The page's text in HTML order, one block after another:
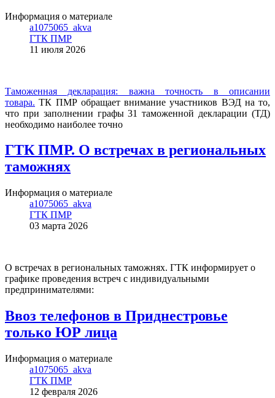
Информация о материале
a1075065_akva
ГТК ПМР
11 июля 2026
Таможенная декларация: важна точность в описании
товара. ТК ПМР обращает внимание участников ВЭД на то,
что при заполнении графы 31 таможенной декларации (ТД)
необходимо наиболее точно
ГТК ПМР. О встречах в региональных
таможнях
Информация о материале
a1075065_akva
ГТК ПМР
03 марта 2026
О встречах в региональных таможнях. ГТК информирует о
графике проведения встреч с индивидуальными
предпринимателями:
Ввоз телефонов в Приднестровье
только ЮР лица
Информация о материале
a1075065_akva
ГТК ПМР
12 февраля 2026